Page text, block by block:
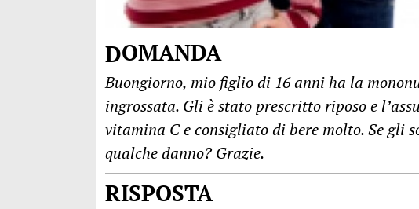
DOMANDA
Buongiorno, mio figlio di 16 anni ha la
ingrossata. Gli è stato prescritto riposo e
vitamina C e consigliato di bere molto. Se gli
qualche danno? Grazie.
RISPOSTA